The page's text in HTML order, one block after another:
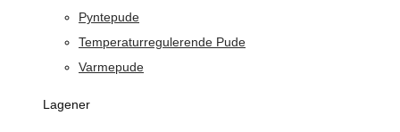
Pyntepude
Temperaturregulerende Pude
Varmepude
Lagener